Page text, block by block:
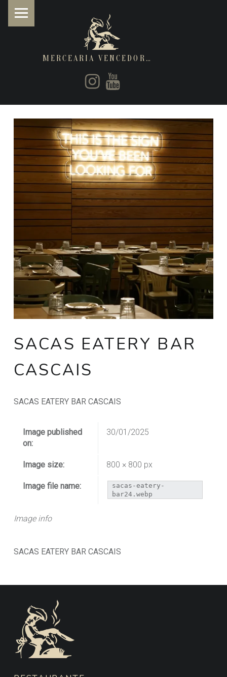
MERCEARIA VENCEDORA
Instagram
Youtube
SACAS EATERY BAR
CASCAIS
SACAS EATERY BAR CASCAIS
Image info
Image published
on:
30/01/2025
Image size: 800 × 800 px
Image file name:
sacas-eatery-
bar24.webp
SACAS EATERY BAR CASCAIS
FOOTER SIDEBAR